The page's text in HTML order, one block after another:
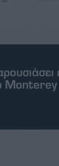
Monterey